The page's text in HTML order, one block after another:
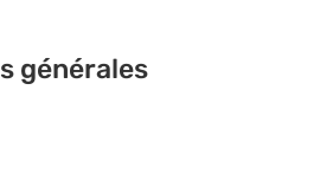
générales